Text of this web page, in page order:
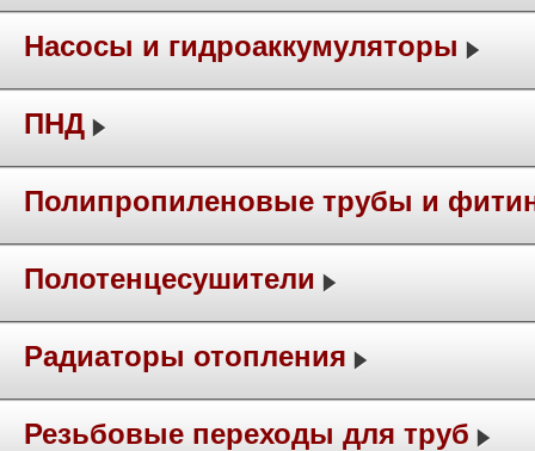
Насосы и гидроаккумуляторы
ПНД
Полипропиленовые трубы и
Полотенцесушители
Радиаторы отопления
Резьбовые переходы для труб